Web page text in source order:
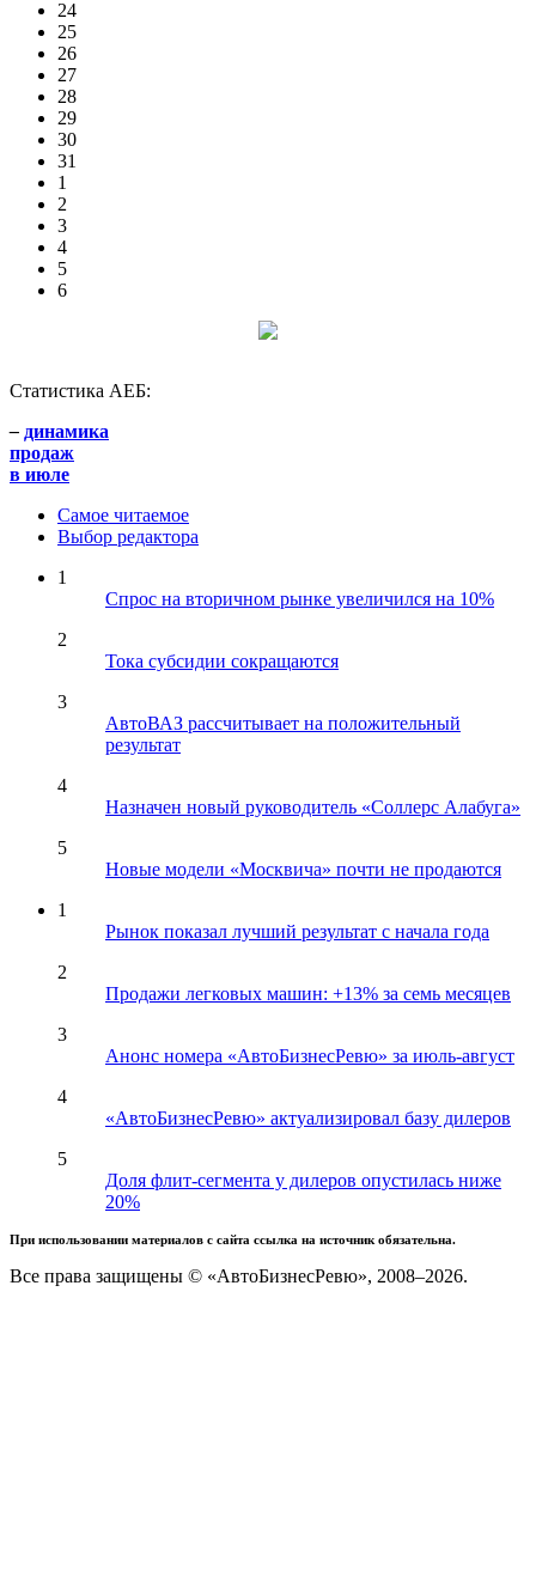
24
25
26
27
28
29
30
31
1
2
3
4
5
6
Статистика АЕБ:
– динамика
продаж
в июле
Самое читаемое
Выбор редактора
1
Спрос на вторичном рынке увеличился на 10%
2
Тока субсидии сокращаются
3
АвтоВАЗ рассчитывает на положительный
результат
4
Назначен новый руководитель «Соллерс Алабуга»
5
Новые модели «Москвича» почти не продаются
1
Рынок показал лучший результат с начала года
2
Продажи легковых машин: +13% за семь месяцев
3
Анонс номера «АвтоБизнесРевю» за июль-август
4
«АвтоБизнесРевю» актуализировал базу дилеров
5
Доля флит-сегмента у дилеров опустилась ниже
20%
При использовании материалов с сайта ссылка на источник обязательна.
Все права защищены © «АвтоБизнесРевю», 2008–2026.